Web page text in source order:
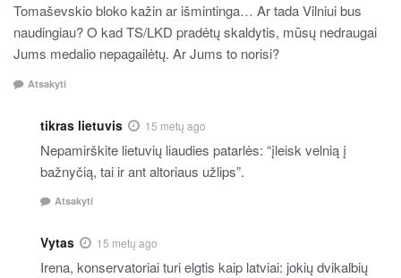
Tomaševskio bloko kažin ar išmintinga… Ar tada Vilniui bus
naudingiau? O kad TS/LKD pradėtų skaldytis, mūsų nedraugai
Jums medalio nepagailėtų. Ar Jums to norisi?
Atsakyti
tikras lietuvis 15 metų ago
Nepamirškite lietuvių liaudies patarlės: “įleisk velnią į
bažnyčią, tai ir ant altoriaus užlips”.
Atsakyti
Vytas 15 metų ago
Irena, konservatoriai turi elgtis kaip latviai: jokių dvikalbių